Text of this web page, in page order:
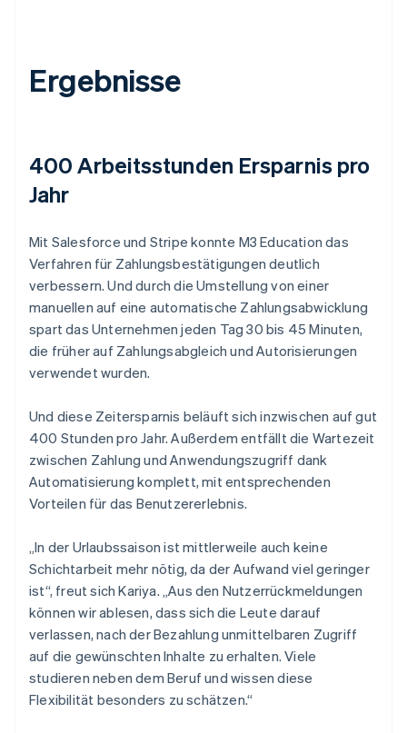
Ergebnisse
400 Arbeitsstunden Ersparnis pro
Jahr
Mit Salesforce und Stripe konnte M3 Education das
Verfahren für Zahlungsbestätigungen deutlich
verbessern. Und durch die Umstellung von einer
manuellen auf eine automatische Zahlungsabwicklung
spart das Unternehmen jeden Tag 30 bis 45 Minuten,
die früher auf Zahlungsabgleich und Autorisierungen
verwendet wurden.
Und diese Zeitersparnis beläuft sich inzwischen auf gut
400 Stunden pro Jahr. Außerdem entfällt die Wartezeit
zwischen Zahlung und Anwendungszugriff dank
Automatisierung komplett, mit entsprechenden
Vorteilen für das Benutzererlebnis.
„In der Urlaubssaison ist mittlerweile auch keine
Schichtarbeit mehr nötig, da der Aufwand viel geringer
ist“, freut sich Kariya. „Aus den Nutzerrückmeldungen
können wir ablesen, dass sich die Leute darauf
verlassen, nach der Bezahlung unmittelbaren Zugriff
auf die gewünschten Inhalte zu erhalten. Viele
studieren neben dem Beruf und wissen diese
Flexibilität besonders zu schätzen.“